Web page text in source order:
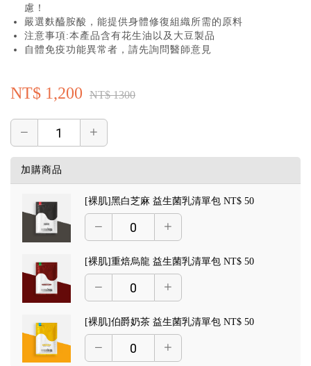
慮！
嚴選麩醯胺酸，能提供身體修復組織所需的原料
注意事項:本產品含有花生油以及大豆製品
自體免疫功能異常者，請先詢問醫師意見
NT$ 1,200 NT$ 1300
加購商品
[裸肌]黑白芝麻 益生菌乳清單包 NT$ 50
[裸肌]重焙烏龍 益生菌乳清單包 NT$ 50
[裸肌]伯爵奶茶 益生菌乳清單包 NT$ 50